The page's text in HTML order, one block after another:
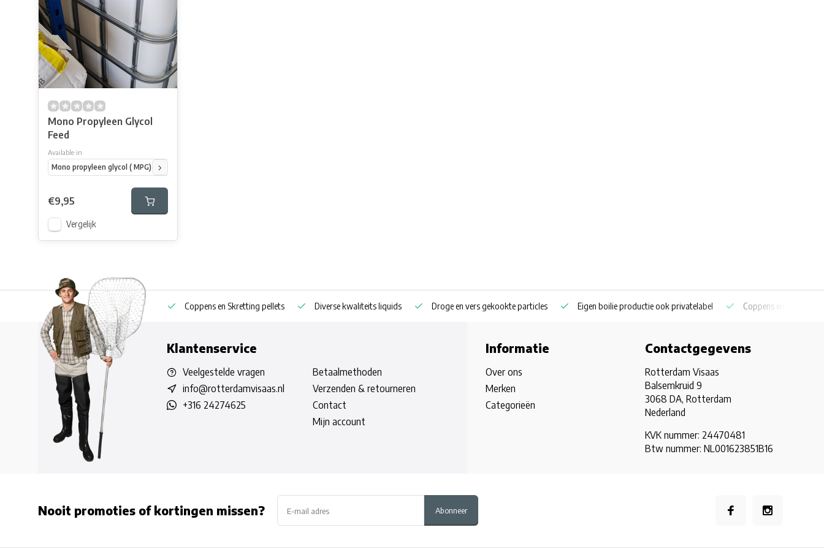
Mono Propyleen Glycol
Feed
Available in
Mono propyleen glycol ( MPG) 1 kg
€9,95
Vergelijk
Eigen boilie productie ook privatelabel Coppens en Skretting pellets Diverse kwaliteits liquids Droge en vers gekookte particles Eigen boilie productie ook privatelabel Coppens en Skretting
Klantenservice
Veelgestelde vragen
info@rotterdamvisaas.nl
+316 24274625
Betaalmethoden
Verzenden & retourneren
Contact
Mijn account
Informatie
Over ons
Merken
Categorieën
Contactgegevens
Rotterdam Visaas
Balsemkruid 9
3068 DA, Rotterdam
Nederland
KVK nummer: 24470481
Btw nummer: NL001623851B16
Nooit promoties of kortingen missen? Abonneer